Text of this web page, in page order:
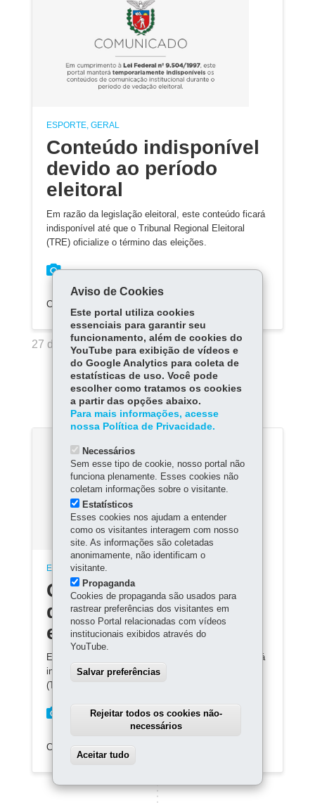
ESPORTE, GERAL
Conteúdo indisponível
devido ao período
eleitoral
Em razão da legislação eleitoral, este conteúdo ficará
indisponível até que o Tribunal Regional Eleitoral
(TRE) oficialize o término das eleições.
COMPARTILHE:
27 de Maio de 2024
15:08
ESPORTE, GERAL
Conteúdo indisponível
devido ao período
eleitoral
Em razão da legislação eleitoral, este conteúdo ficará
indisponível até que o Tribunal Regional Eleitoral
(TRE) oficialize o término das eleições.
COMPARTILHE:
Aviso de Cookies
Este portal utiliza cookies
essenciais para garantir seu
funcionamento, além de cookies do
YouTube para exibição de vídeos e
do Google Analytics para coleta de
estatísticas de uso. Você pode
escolher como tratamos os cookies
a partir das opções abaixo.
Para mais informações, acesse
nossa Política de Privacidade.
Necessários
Sem esse tipo de cookie, nosso portal não
funciona plenamente. Esses cookies não
coletam informações sobre o visitante.
Estatísticos
Esses cookies nos ajudam a entender
como os visitantes interagem com nosso
site. As informações são coletadas
anonimamente, não identificam o
visitante.
Propaganda
Cookies de propaganda são usados para
rastrear preferências dos visitantes em
nosso Portal relacionadas com vídeos
institucionais exibidos através do
YouTube.
Salvar preferências
Rejeitar todos os cookies não-
necessários
Aceitar tudo